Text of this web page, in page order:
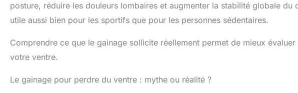
posture, réduire les douleurs lombaires et augmenter la stabilité globale
utile aussi bien pour les sportifs que pour les personnes sédentaires.
Comprendre ce que le gainage sollicite réellement permet de mieux
votre ventre.
Le gainage pour perdre du ventre : mythe ou réalité ?